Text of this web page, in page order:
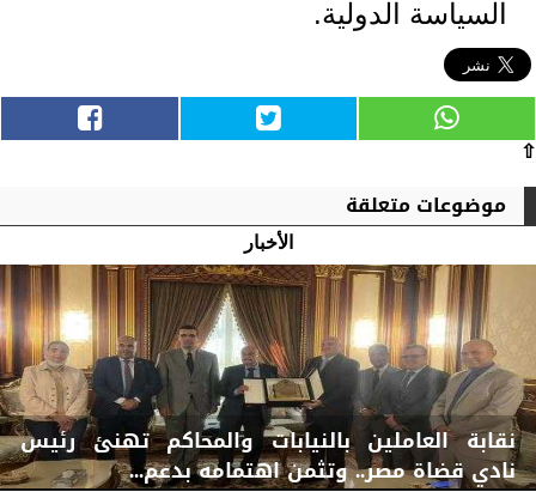
السياسة الدولية.
⇧
موضوعات متعلقة
الأخبار
نقابة العاملين بالنيابات والمحاكم تهنئ رئيس
نادي قضاة مصر.. وتثمن اهتمامه بدعم...